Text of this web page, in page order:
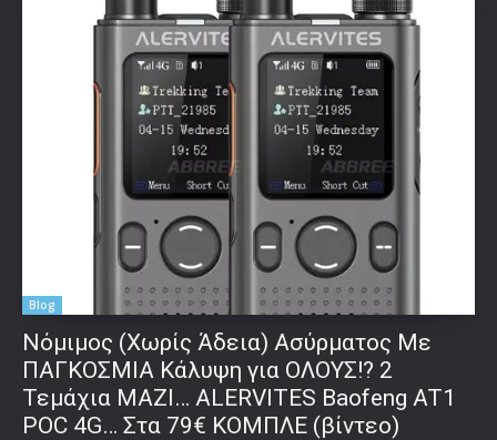
Blog
Νόμιμος (Χωρίς Άδεια) Ασύρματος Με
ΠΑΓΚΟΣΜΙΑ Κάλυψη για ΟΛΟΥΣ!? 2
Τεμάχια ΜΑΖΙ… ALERVITES Baofeng AT1
POC 4G… Στα 79€ ΚΟΜΠΛΕ (βίντεο)